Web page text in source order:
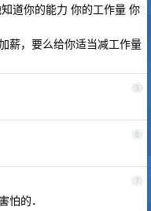
道你的能力 你的工作量 你
薪，要么给你适当减工作量
5
6
7
怕的．